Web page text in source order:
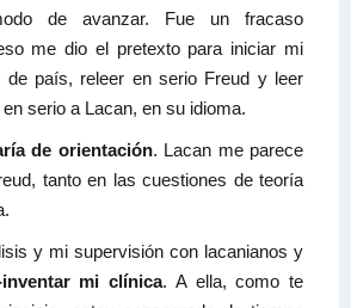
de avanzar. Fue un fracaso
me dio el pretexto para iniciar mi
de país, releer en serio Freud y leer
serio a Lacan, en su idioma.
de orientación. Lacan me parece
tanto en las cuestiones de teoría
y mi supervisión con lacanianos y
mi clínica. A ella, como te